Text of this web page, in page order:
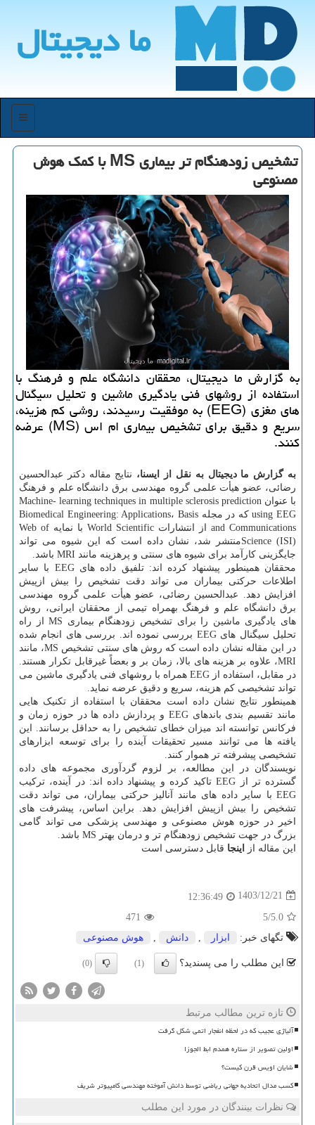
ما دیجیتال
منو
تشخیص زودهنگام تر بیماری MS با کمک هوش
مصنوعی
به گزارش ما دیجیتال، محققان دانشگاه علم و فرهنگ با
استفاده از روشهای فنی یادگیری ماشین و تحلیل سیگنال
های مغزی (EEG) به موفقیت رسیدند، روشی کم هزینه،
سریع و دقیق برای تشخیص بیماری ام اس (MS) عرضه
کنند.
به گزارش ما دیجیتال به نقل از ایسنا، نتایج مقاله دکتر عبدالحسین
رضائی، عضو هیأت علمی گروه مهندسی برق دانشگاه علم و فرهنگ
با عنوان Machine- learning techniques in multiple sclerosis prediction
using EEG که در مجله Biomedical Engineering: Applications، Basis
and Communications از انتشارات World Scientific با نمایه Web of
Science (ISI)منتشر شد، نشان داده است که این شیوه می تواند
جایگزینی کارآمد برای شیوه های سنتی و پرهزینه مانند MRI باشد.
محققان همینطور پیشنهاد کرده اند: تلفیق داده های EEG با سایر
اطلاعات حرکتی بیماران می تواند دقت تشخیص را بیش ازپیش
افزایش دهد. عبدالحسین رضائی، عضو هیأت علمی گروه مهندسی
برق دانشگاه علم و فرهنگ بهمراه تیمی از محققان ایرانی، روش
های یادگیری ماشین را برای تشخیص زودهنگام بیماری MS از راه
تحلیل سیگنال های EEG بررسی نموده اند. بررسی های انجام شده
در این مقاله نشان داده است که روش های سنتی تشخیص MS، مانند
MRI، علاوه بر هزینه های بالا، زمان بر و بعضاً غیرقابل تکرار هستند.
در مقابل، استفاده از EEG همراه با روشهای فنی یادگیری ماشین می
تواند تشخیصی کم هزینه، سریع و دقیق عرضه نماید.
همینطور نتایج نشان داده است محققان با استفاده از تکنیک هایی
مانند تقسیم بندی باندهای EEG و پردازش داده ها در حوزه زمان و
فرکانس توانسته اند میزان خطای تشخیص را به حداقل برسانند. این
یافته ها می توانند مسیر تحقیقات آینده را برای توسعه ابزارهای
تشخیصی پیشرفته تر هموار کنند.
نویسندگان در این مطالعه، بر لزوم گردآوری مجموعه های داده
گسترده تر از EEG تاکید کرده و پیشنهاد داده اند: در آینده، ترکیب
EEG با سایر داده های مانند آنالیز حرکتی بیماران، می تواند دقت
تشخیص را بیش ازپیش افزایش دهد. براین اساس، پیشرفت های
اخیر در حوزه هوش مصنوعی و مهندسی پزشکی می تواند گامی
بزرگ در جهت تشخیص زودهنگام تر و درمان بهتر MS باشد.
این مقاله از
اینجا قابل دسترسی است
1403/12/21
12:36:49
5.0
/5
471
تگهای خبر:
ابزار دانش هوش مصنوعی
این مطلب را می پسندید؟ (1)
(0)
تازه ترین مطالب مرتبط
آلیاژی عجیب که در لحظه انفجار اتمی شکل گرفت
اولین تصویر از ستاره همدم ابط الجوزا
شایان اویس قرن کیست؟
کسب مدال اتحادیه جهانی ریاضی توسط دانش آموخته مهندسی کامپیوتر شریف
نظرات بینندگان در مورد این مطلب